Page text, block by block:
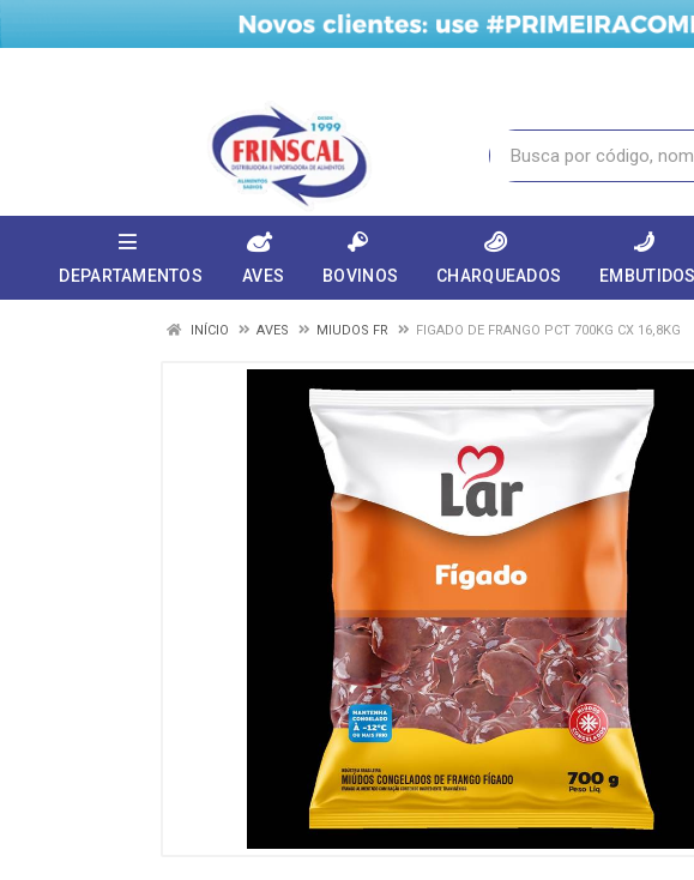
DEPARTAMENTOS AVES BOVINOS CHARQUEADOS EMBUTIDOS
INÍCIO AVES MIUDOS FR FIGADO DE FRANGO PCT 700KG CX 16,8KG